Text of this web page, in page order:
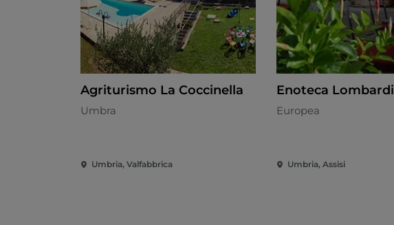
Agriturismo La Coccinella
Umbra
Umbria, Valfabbrica
Enoteca Lombardi
Europea
Umbria, Assisi